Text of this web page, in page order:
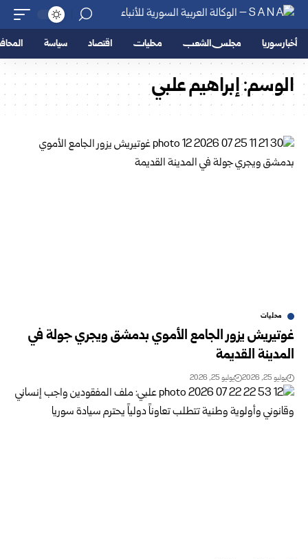
أخبار سوريا مجلس الشعب محليات اقتصاد سياسة
الوسم:إبراهيم علبي
محليات
غوتيريش يزور الجامع الأموي بدمشق ويجري جولة في
المدينة القديمة
يوليو 25, 2026 يوليو 25, 2026